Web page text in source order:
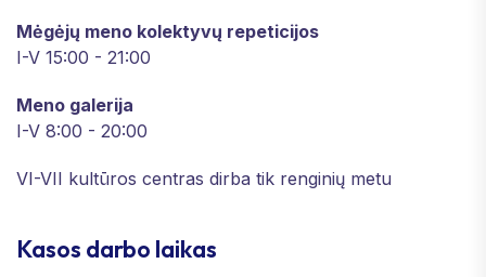
Mėgėjų meno kolektyvų repeticijos
I-V 15:00 - 21:00
Meno galerija
I-V 8:00 - 20:00
VI-VII kultūros centras dirba tik renginių metu
Kasos darbo laikas